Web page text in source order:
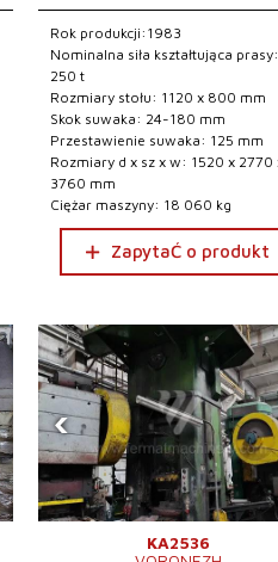
Rok produkcji:1983
Nominalna siła kształtująca prasy:
250 t
Rozmiary stołu: 1120 x 800 mm
Skok suwaka: 24-180 mm
Przestawienie suwaka: 125 mm
Rozmiary d x sz x w: 1520 x 2770
3760 mm
Ciężar maszyny: 18 060 kg
ZapytaĆ o produkt
‹
KA2536